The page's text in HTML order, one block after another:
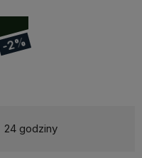
-2%
24 godziny